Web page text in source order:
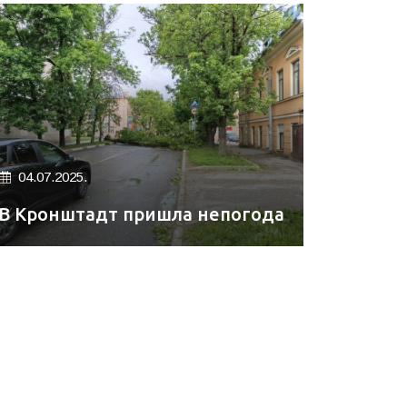
04.07.2025.
Кронштадт пришла непогода